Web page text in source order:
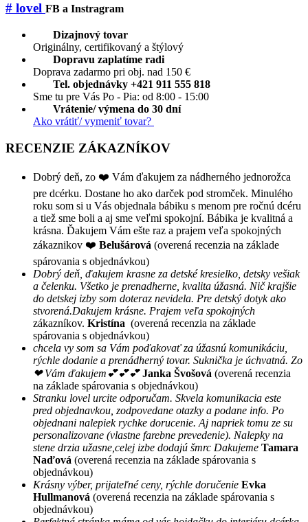
# lovel FB a Instragram
Dizajnový tovar
Originálny, certifikovaný a štýlový
Dopravu zaplatíme radi
Doprava zadarmo pri obj. nad 150 €
Tel. objednávky +421 911 555 818
Sme tu pre Vás Po - Pia: od 8:00 - 15:00
Vrátenie/ výmena do 30 dní
Ako vrátiť/ vymeniť tovar?
RECENZIE ZÁKAZNÍKOV
Dobrý deň, zo ❤️ Vám ďakujem za nádherného jednorožca
pre dcérku. Dostane ho ako darček pod stromček. Minulého
roku som si u Vás objednala bábiku s menom pre ročnú dcéru
a tiež sme boli a aj sme veľmi spokojní. Bábika je kvalitná a
krásna. Ďakujem Vám ešte raz a prajem veľa spokojných
zákaznikov ❤️ Belušárová (overená recenzia na základe
spárovania s objednávkou)
Dobrý deň, ďakujem krasne za detské kresielko, detsky vešiak
a čelenku. Všetko je prenadherne, kvalita úžasná. Nič krajšie
do detskej izby som doteraz nevidela. Pre detský dotyk ako
stvorená.Dakujem krásne. Prajem veľa spokojných
zákazníkov. Kristína (overená recenzia na základe
spárovania s objednávkou)
chcela vy som sa Vám poďakovať za úžasnú komunikáciu,
rýchle dodanie a prenádherný tovar. Suknička je úchvatná. Zo
❤ Vám ďakujem💕💕💕 Janka Švošová (overená recenzia
na základe spárovania s objednávkou)
Stranku lovel urcite odporučam. Skvela komunikacia este
pred objednavkou, zodpovedane otazky a podane info. Po
objednani nalepiek rychke dorucenie. Aj napriek tomu ze su
personalizovane (vlastne farebne prevedenie). Nalepky na
stene drzia užasne,celej izbe dodajú šmrc Dakujeme Tamara
Naďová (overená recenzia na základe spárovania s
objednávkou)
Krásny výber, prijateľné ceny, rýchle doručenie Evka
Hullmanová (overená recenzia na základe spárovania s
objednávkou)